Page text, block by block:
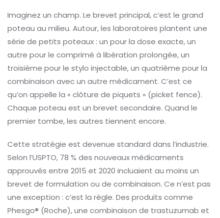
Imaginez un champ. Le brevet principal, c’est le grand
poteau au milieu. Autour, les laboratoires plantent une
série de petits poteaux : un pour la dose exacte, un
autre pour le comprimé à libération prolongée, un
troisième pour le stylo injectable, un quatrième pour la
combinaison avec un autre médicament. C’est ce
qu’on appelle la « clôture de piquets » (picket fence).
Chaque poteau est un brevet secondaire. Quand le
premier tombe, les autres tiennent encore.
Cette stratégie est devenue standard dans l’industrie.
Selon l’USPTO, 78 % des nouveaux médicaments
approuvés entre 2015 et 2020 incluaient au moins un
brevet de formulation ou de combinaison. Ce n’est pas
une exception : c’est la règle. Des produits comme
Phesgo® (Roche), une combinaison de trastuzumab et